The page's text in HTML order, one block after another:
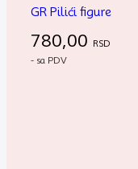
GR Pilići figure
780,00 RSD
- sa PDV